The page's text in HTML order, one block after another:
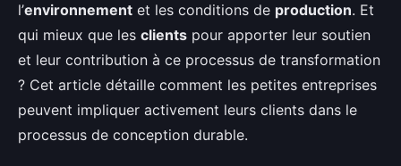
l’environnement et les conditions de production. Et
qui mieux que les clients pour apporter leur soutien
et leur contribution à ce processus de transformation
? Cet article détaille comment les petites entreprises
peuvent impliquer activement leurs clients dans le
processus de conception durable.